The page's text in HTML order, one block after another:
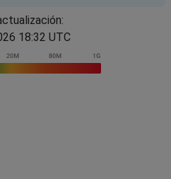
18:32 UTC